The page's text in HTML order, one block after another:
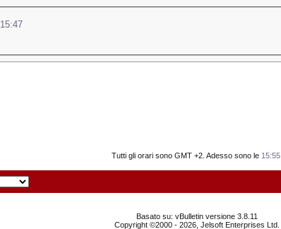
15:47
Tutti gli orari sono GMT +2. Adesso sono le 15:55
Basato su: vBulletin versione 3.8.11
Copyright ©2000 - 2026, Jelsoft Enterprises Ltd.